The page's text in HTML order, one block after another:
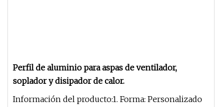
Perfil de aluminio para aspas de ventilador,
soplador y disipador de calor.
Información del producto:1. Forma: Personalizado